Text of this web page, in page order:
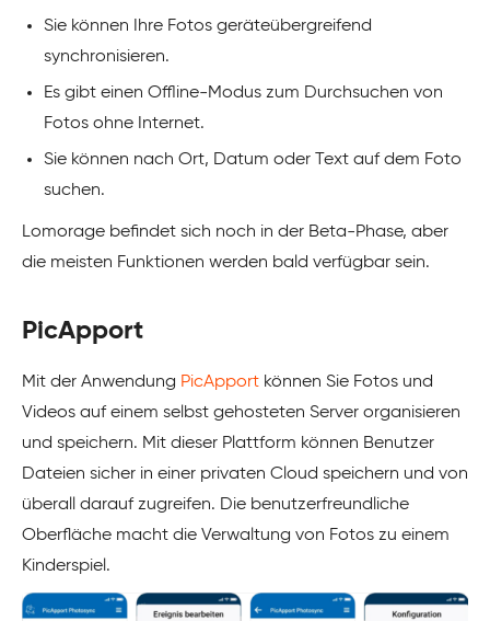
Sie können Ihre Fotos geräteübergreifend
synchronisieren.
Es gibt einen Offline-Modus zum Durchsuchen von
Fotos ohne Internet.
Sie können nach Ort, Datum oder Text auf dem Foto
suchen.
Lomorage befindet sich noch in der Beta-Phase, aber
die meisten Funktionen werden bald verfügbar sein.
PicApport
Mit der Anwendung PicApport können Sie Fotos und
Videos auf einem selbst gehosteten Server organisieren
und speichern. Mit dieser Plattform können Benutzer
Dateien sicher in einer privaten Cloud speichern und von
überall darauf zugreifen. Die benutzerfreundliche
Oberfläche macht die Verwaltung von Fotos zu einem
Kinderspiel.